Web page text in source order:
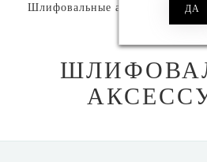
Шлифовальные аксессуары